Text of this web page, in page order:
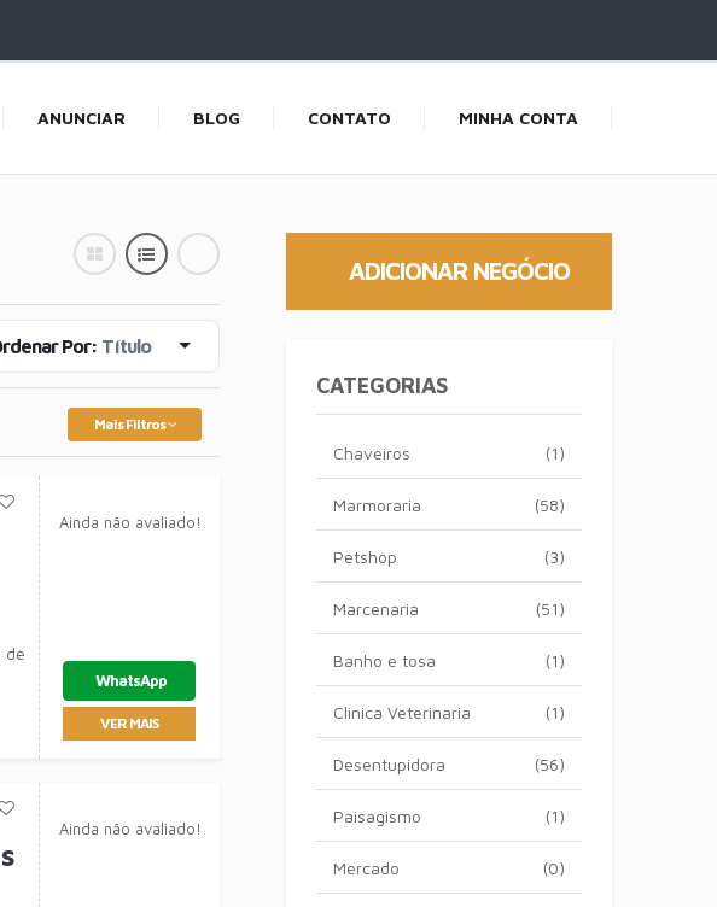
ANUNCIAR BLOG CONTATO MINHA CONTA
Por: Título
Mais Filtros
de
Ainda não avaliado!
WhatsApp
VER MAIS
Ainda não avaliado!
ADICIONAR NEGÓCIO
CATEGORIAS
(1)
Chaveiros
(58)
Marmoraria
(3)
Petshop
(51)
Marcenaria
(1)
Banho e tosa
(1)
Clinica Veterinaria
(56)
Desentupidora
(1)
Paisagismo
(0)
Mercado